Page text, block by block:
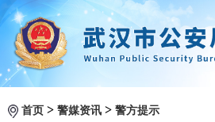
首页 > 警媒资讯 > 警方提示